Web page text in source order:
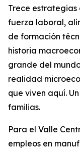
Trece
fuerza laboral,
de formación
historia
grande del
realidad
que viven aquí.
familias.
Para el Valle
empleos en